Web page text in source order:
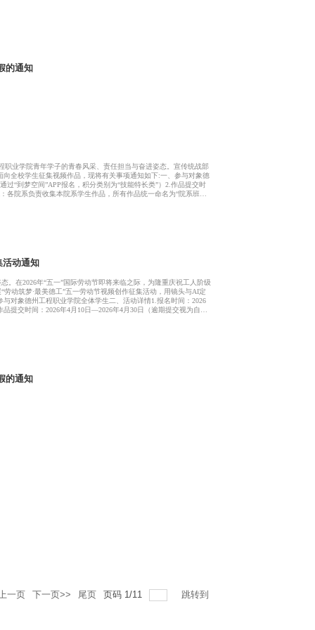
的通知
业学院青年学子的青春风采、责任担当与奋进姿态。宣传统战部
全校学生征集视频作品，现将有关事项通知如下:一、参与对象德
“到梦空间”APP报名，积分类别为“技能特长类”）2.作品提交时
院系负责收集本院系学生作品，所有作品统一命名为“院系班级
动通知
在2026年“五一”国际劳动节即将来临之际，为隆重庆祝工人阶级
动筑梦·最美德工”五一劳动节视频创作征集活动，用镜头与AI定
对象德州工程职业学院全体学生二、活动详情1.报名时间：2026
提交时间：2026年4月10日—2026年4月30日（逾期提交视为自动
的通知
一页 下一页>> 尾页 页码 1/11 跳转到